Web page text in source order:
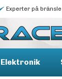
Experter på
Elektronik